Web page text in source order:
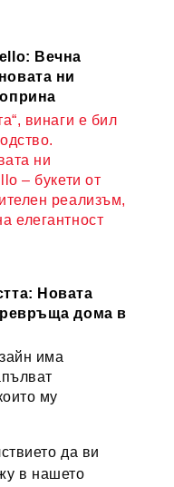
Вечна
ни
винаги е бил
ни
– букети от
реализъм,
елегантност
Новата
дома в
има
му
да ви
в нашето